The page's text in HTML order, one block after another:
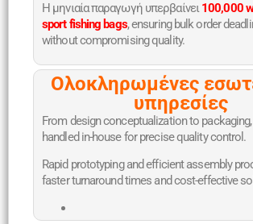
Η μηνιαία παραγωγή υπερβαίνει100,000
sport fishing bags, ensuring bulk order
without compromising quality.
Ολοκληρωμένες
υπηρεσίες
From design conceptualization to
handled in-house for precise quality control.
Rapid prototyping and efficient assembly
faster turnaround times and cost-effective